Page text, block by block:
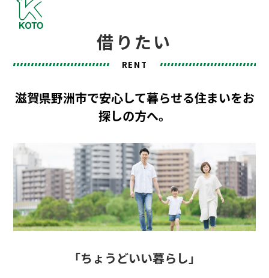
貸したい
SKC Shiga
リフォーム・リノベーション
お知らせ
採用情報
よくある質問
Instagram
借りたい
RENT
滋賀県野洲市で安心して暮らせる住まいをお
探しの方へ。
「ちょうどいい暮らし」